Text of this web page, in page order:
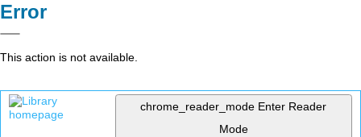
Error
This action is not available.
chrome_reader_mode Enter Reader
Mode